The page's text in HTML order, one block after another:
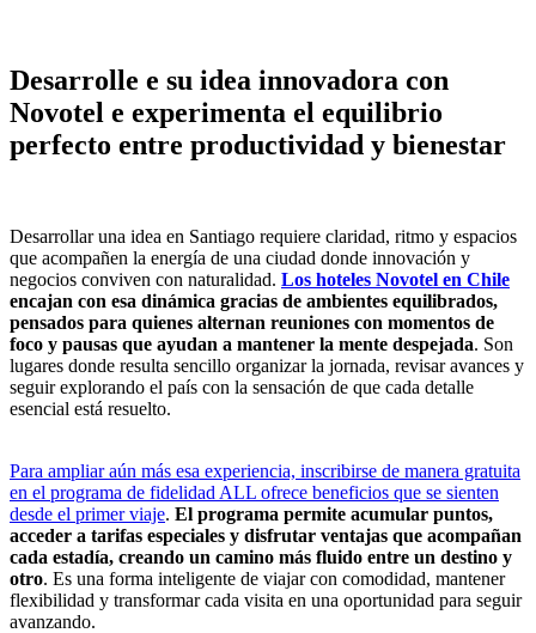
Desarrolle e su idea innovadora con
Novotel e experimenta el equilibrio
perfecto entre productividad y bienestar
Desarrollar una idea en Santiago requiere claridad, ritmo y espacios
que acompañen la energía de una ciudad donde innovación y
negocios conviven con naturalidad. Los hoteles Novotel en Chile
encajan con esa dinámica gracias de ambientes equilibrados,
pensados para quienes alternan reuniones con momentos de
foco y pausas que ayudan a mantener la mente despejada. Son
lugares donde resulta sencillo organizar la jornada, revisar avances y
seguir explorando el país con la sensación de que cada detalle
esencial está resuelto.
Para ampliar aún más esa experiencia, inscribirse de manera gratuita
en el programa de fidelidad ALL ofrece beneficios que se sienten
desde el primer viaje. El programa permite acumular puntos,
acceder a tarifas especiales y disfrutar ventajas que acompañan
cada estadía, creando un camino más fluido entre un destino y
otro. Es una forma inteligente de viajar con comodidad, mantener
flexibilidad y transformar cada visita en una oportunidad para seguir
avanzando.